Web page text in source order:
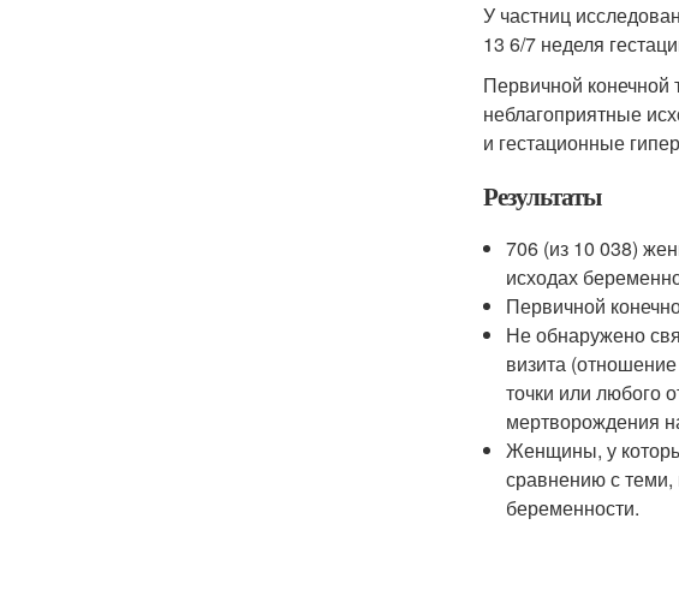
У частниц
13 6/7 неделя
Первичной
неблагоприятные
и гестационные
Результаты
706 (из 10 038)
исходах
Первичной
Не обнаружено
визита
точки или любого
мертворождения
Женщины, у
сравнению с
беременности.